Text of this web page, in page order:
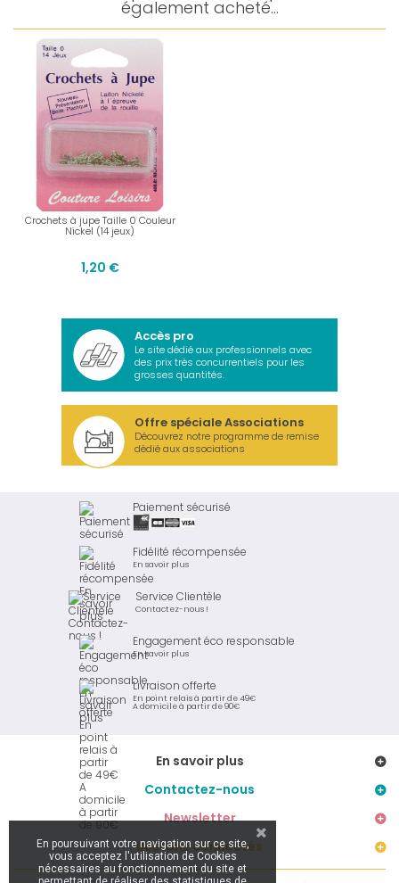
également acheté...
Crochets à jupe Taille 0 Couleur
Nickel (14 jeux)
1,20 €
Accès pro
Le site dédié aux professionnels avec
des prix très concurrentiels pour les
grosses quantités.
Offre spéciale Associations
Découvrez notre programme de remise
dédié aux associations
Paiement sécurisé
Fidélité récompensée
En savoir plus
Service Clientèle
Contactez-nous !
Engagement éco responsable
En savoir plus
Livraison offerte
En point relais à partir de 49€
A domicile à partir de 90€
En savoir plus
Contactez-nous
Newsletter
Restons connectés
En poursuivant votre navigation sur ce site,
vous acceptez l'utilisation de Cookies
nécessaires au fonctionnement du site et